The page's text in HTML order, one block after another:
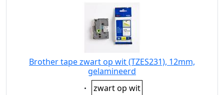
Brother tape zwart op wit (TZES231), 12mm,
gelamineerd
Eigenschaft:
zwart op wit